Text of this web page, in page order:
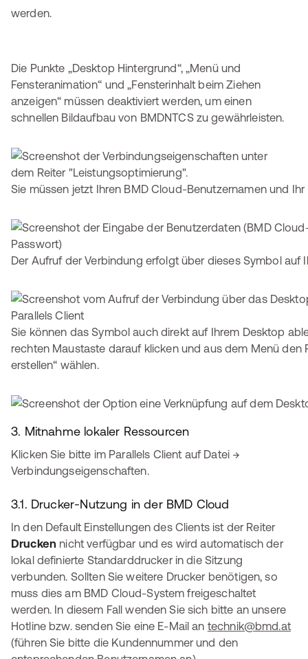
werden.
Die Punkte „Desktop Hintergrund“, „Menü und
Fensteranimation“ und „Fensterinhalt beim Ziehen
anzeigen“ müssen deaktiviert werden, um einen
schnellen Bildaufbau von BMDNTCS zu gewährleisten.
Sie müssen jetzt Ihren BMD Cloud-Benutzernamen und
Der Aufruf der Verbindung erfolgt über dieses Symbol auf
Sie können das Symbol auch direkt auf Ihrem Desktop
rechten Maustaste darauf klicken und aus dem Menü den
erstellen“ wählen.
3. Mitnahme lokaler Ressourcen
Klicken Sie bitte im Parallels Client auf Datei →
Verbindungseigenschaften.
3.1. Drucker-Nutzung in der BMD Cloud
In den Default Einstellungen des Clients ist der Reiter
Drucken nicht verfügbar und es wird automatisch der
lokal definierte Standarddrucker in die Sitzung
verbunden. Sollten Sie weitere Drucker benötigen, so
muss dies am BMD Cloud-System freigeschaltet
werden. In diesem Fall wenden Sie sich bitte an unsere
Hotline bzw. senden Sie eine E-Mail an technik@bmd.at
(führen Sie bitte die Kundennummer und den